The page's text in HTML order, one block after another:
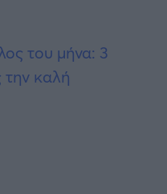
του μήνα: 3
την καλή